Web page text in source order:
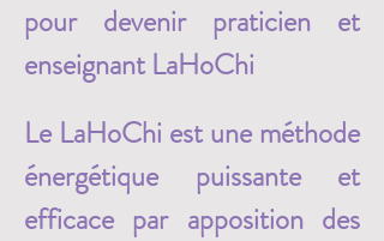
pour devenir praticien et
enseignant LaHoChi
Le LaHoChi est une méthode
énergétique puissante et
efficace par apposition des